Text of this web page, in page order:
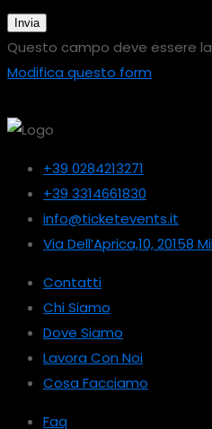
Invia
Questo campo deve essere
Modifica questo form
+39 0284213271
+39 3314661830
info@ticketevents.it
Via Dell’Aprica,10, 20158
Contatti
Chi Siamo
Dove Siamo
Lavora Con Noi
Cosa Facciamo
Faq